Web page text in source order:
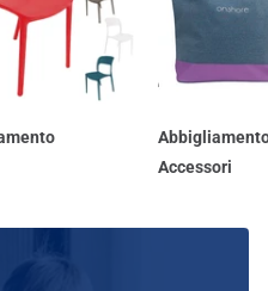
Accessori